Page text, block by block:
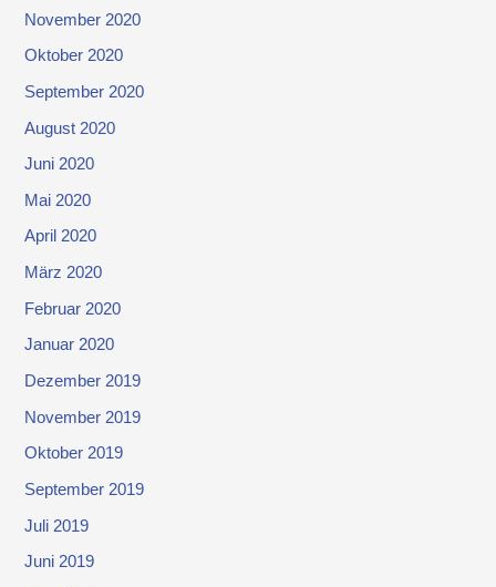
November 2020
Oktober 2020
September 2020
August 2020
Juni 2020
Mai 2020
April 2020
März 2020
Februar 2020
Januar 2020
Dezember 2019
November 2019
Oktober 2019
September 2019
Juli 2019
Juni 2019